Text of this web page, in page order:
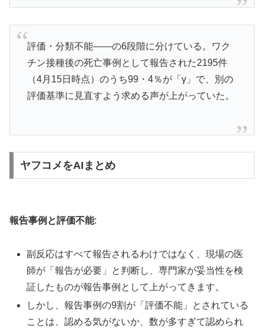
評価・分類不能――の6段階に分けている。ワク
チン接種後の死亡事例として報告された2195件
（4月15日時点）のうち99・4％が「γ」で、別の
評価基準に見直すよう求める声が上がっていた。
ヤフコメをAIまとめ
報告事例と評価不能:
副反応はすべて報告されるわけではなく、現場の医
師が「報告が必要」と判断し、専門家が妥当性を検
証したものが報告事例として上がってきます。
しかし、報告事例の9割が「評価不能」とされている
ことは、認める気がないか、数が多すぎて認められ